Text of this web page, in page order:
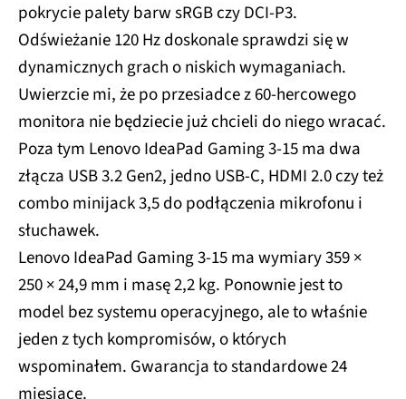
pokrycie palety barw sRGB czy DCI-P3.
Odświeżanie 120 Hz doskonale sprawdzi się w
dynamicznych grach o niskich wymaganiach.
Uwierzcie mi, że po przesiadce z 60-hercowego
monitora nie będziecie już chcieli do niego wracać.
Poza tym Lenovo IdeaPad Gaming 3-15 ma dwa
złącza USB 3.2 Gen2, jedno USB-C, HDMI 2.0 czy też
combo minijack 3,5 do podłączenia mikrofonu i
słuchawek.
Lenovo IdeaPad Gaming 3-15 ma wymiary 359 ×
250 × 24,9 mm i masę 2,2 kg. Ponownie jest to
model bez systemu operacyjnego, ale to właśnie
jeden z tych kompromisów, o których
wspominałem. Gwarancja to standardowe 24